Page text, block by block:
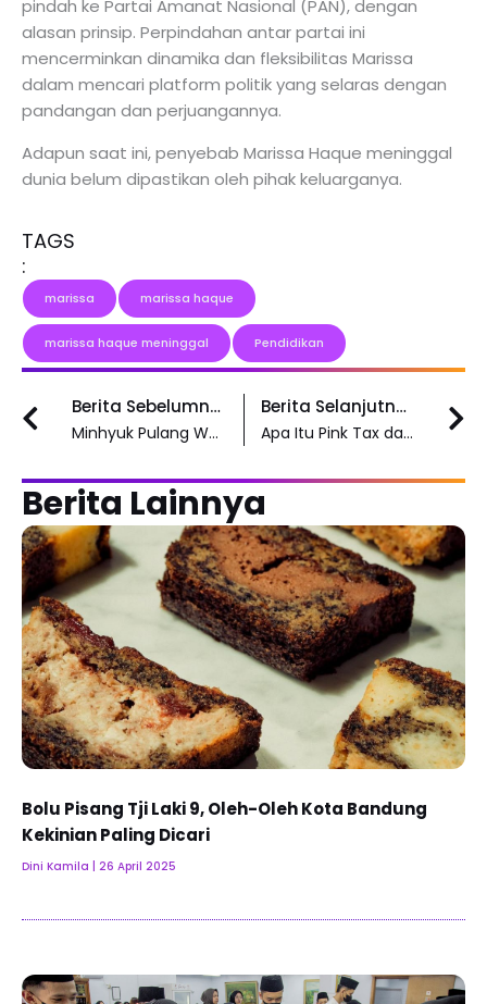
pindah ke Partai Amanat Nasional (PAN), dengan
alasan prinsip. Perpindahan antar partai ini
mencerminkan dinamika dan fleksibilitas Marissa
dalam mencari platform politik yang selaras dengan
pandangan dan perjuangannya.
Adapun saat ini, penyebab Marissa Haque meninggal
dunia belum dipastikan oleh pihak keluarganya.
TAGS
:
marissa marissa haque
marissa haque meninggal Pendidikan
Prev Berita Sebelumnya
Minhyuk Pulang Wajib Militer, Member MONSTA X Kumpul Lalu Foto-Foto
Berita Selanjutnya
Apa Itu Pink Tax dan Pengaruh Dampaknya
Berita Lainnya
Bolu Pisang Tji Laki 9, Oleh-Oleh Kota Bandung
Kekinian Paling Dicari
Dini Kamila 26 April 2025